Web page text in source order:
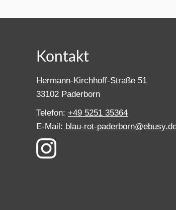
Kontakt
Hermann-Kirchhoff-Straße 51
33102 Paderborn
Telefon: +49 5251 35364
E-Mail: blau-rot-